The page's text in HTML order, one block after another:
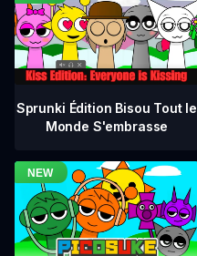
Sprunki Édition Bisou Tout le
Monde S'embrasse